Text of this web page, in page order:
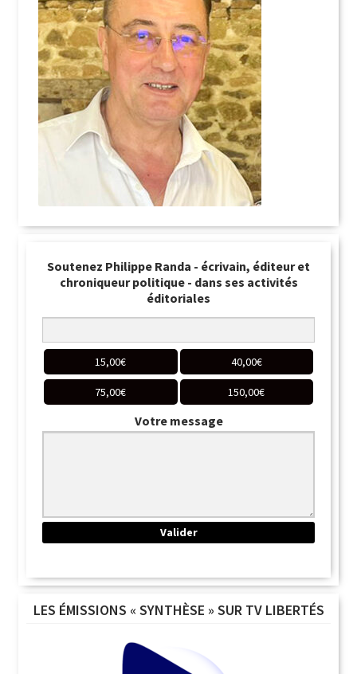
Soutenez Philippe Randa - écrivain, éditeur et
chroniqueur politique - dans ses activités
éditoriales
15,00€ 40,00€
75,00€ 150,00€
Votre message
LES ÉMISSIONS « SYNTHÈSE » SUR TV LIBERTÉS